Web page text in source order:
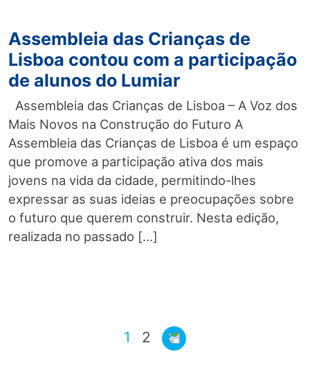
Assembleia das Crianças de
Lisboa contou com a participação
de alunos do Lumiar
Assembleia das Crianças de Lisboa – A Voz dos
Mais Novos na Construção do Futuro A
Assembleia das Crianças de Lisboa é um espaço
que promove a participação ativa dos mais
jovens na vida da cidade, permitindo-lhes
expressar as suas ideias e preocupações sobre
o futuro que querem construir. Nesta edição,
realizada no passado […]
1 2